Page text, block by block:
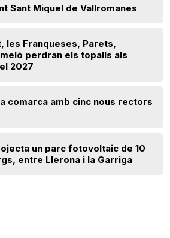
Sant Miquel de Vallromanes
les Franqueses, Parets,
perdran els topalls als
2027
comarca amb cinc nous rectors
un parc fotovoltaic de 10
entre Llerona i la Garriga